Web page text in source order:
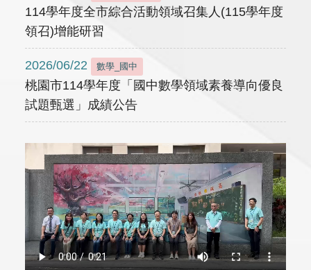
114學年度全市綜合活動領域召集人(115學年度
領召)增能研習
2026/06/22 數學_國中
桃園市114學年度「國中數學領域素養導向優良
試題甄選」成績公告